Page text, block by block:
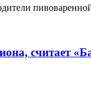
считает